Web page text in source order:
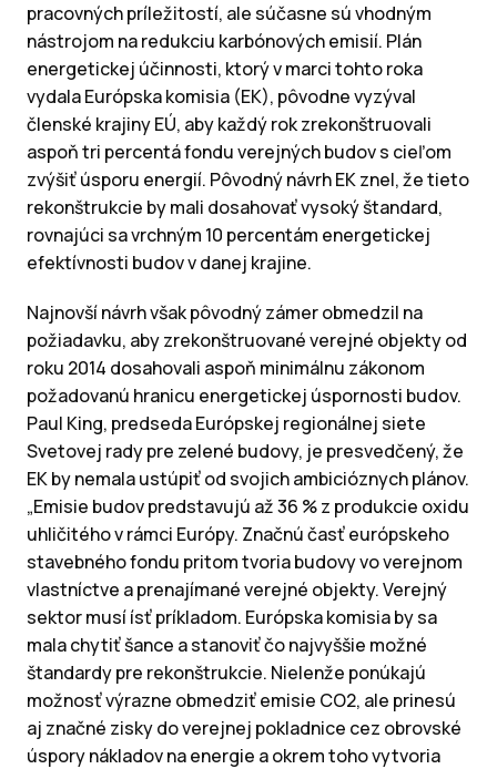
pracovných príležitostí, ale súčasne sú vhodným
nástrojom na redukciu karbónových emisií. Plán
energetickej účinnosti, ktorý v marci tohto roka
vydala Európska komisia (EK), pôvodne vyzýval
členské krajiny EÚ, aby každý rok zrekonštruovali
aspoň tri percentá fondu verejných budov s cieľom
zvýšiť úsporu energií. Pôvodný návrh EK znel, že tieto
rekonštrukcie by mali dosahovať vysoký štandard,
rovnajúci sa vrchným 10 percentám energetickej
efektívnosti budov v danej krajine.
Najnovší návrh však pôvodný zámer obmedzil na
požiadavku, aby zrekonštruované verejné objekty od
roku 2014 dosahovali aspoň minimálnu zákonom
požadovanú hranicu energetickej úspornosti budov.
Paul King, predseda Európskej regionálnej siete
Svetovej rady pre zelené budovy, je presvedčený, že
EK by nemala ustúpiť od svojich ambicióznych plánov.
„Emisie budov predstavujú až 36 % z produkcie oxidu
uhličitého v rámci Európy. Značnú časť európskeho
stavebného fondu pritom tvoria budovy vo verejnom
vlastníctve a prenajímané verejné objekty. Verejný
sektor musí ísť príkladom. Európska komisia by sa
mala chytiť šance a stanoviť čo najvyššie možné
štandardy pre rekonštrukcie. Nielenže ponúkajú
možnosť výrazne obmedziť emisie CO2, ale prinesú
aj značné zisky do verejnej pokladnice cez obrovské
úspory nákladov na energie a okrem toho vytvoria